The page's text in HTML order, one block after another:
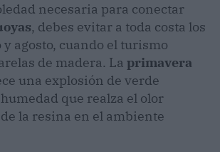
necesaria para conectar
, debes evitar a toda costa los
agosto, cuando el turismo
de madera. La primavera
una explosión de verde
que realza el olor
la resina en el ambiente